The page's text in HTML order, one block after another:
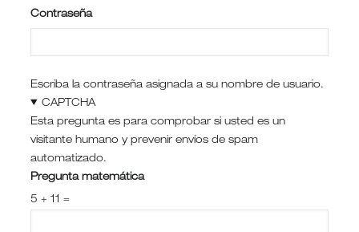
Contraseña
Escriba la contraseña asignada a su nombre de usuario.
CAPTCHA
Esta pregunta es para comprobar si usted es un
visitante humano y prevenir envíos de spam
automatizado.
Pregunta matemática
5 + 11 =